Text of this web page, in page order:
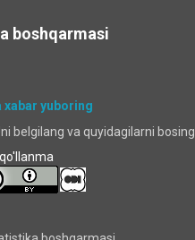
boshqarmasi
xabar yuboring
belgilang va quyidagilarni bosing